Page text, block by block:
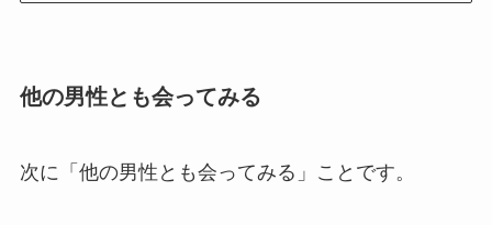
他の男性とも会ってみる
次に「他の男性とも会ってみる」ことです。